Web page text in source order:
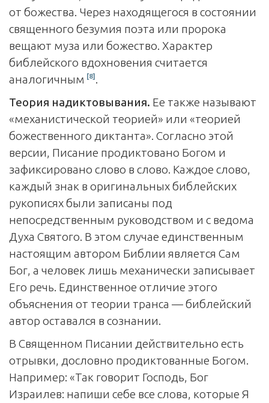
от божества. Через находящегося в состоянии
священного безумия поэта или пророка
вещают муза или божество. Характер
библейского вдохновения считается
аналогичным [8] .
Теория надиктовывания. Ее также называют
«механистической теорией» или «теорией
божественного диктанта». Согласно этой
версии, Писание продиктовано Богом и
зафиксировано слово в слово. Каждое слово,
каждый знак в оригинальных библейских
рукописях были записаны под
непосредственным руководством и с ведома
Духа Святого. В этом случае единственным
настоящим автором Библии является Сам
Бог, а человек лишь механически записывает
Его речь. Единственное отличие этого
объяснения от теории транса — библейский
автор оставался в сознании.
В Священном Писании действительно есть
отрывки, дословно продиктованные Богом.
Например: «Так говорит Господь, Бог
Израилев: напиши себе все слова, которые Я